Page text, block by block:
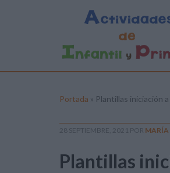
Portada » Plantillas iniciación
28 SEPTIEMBRE, 2021 POR MARÍA
Plantillas